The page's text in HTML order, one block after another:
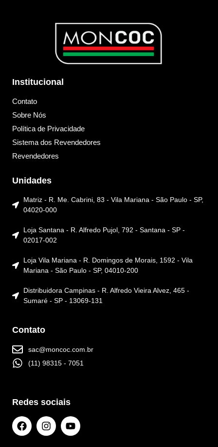
Institucional
Contato
Sobre Nós
Política de Privacidade
Sistema dos Revendedores
Revendedores
Unidades
Matriz - R. Me. Cabrini, 83 - Vila Mariana - São Paulo - SP,
04020-000
Loja Santana - R. Alfredo Pujol, 792 - Santana - SP -
02017-002
Loja Vila Mariana - R. Domingos de Morais, 1592 - Vila
Mariana - São Paulo - SP, 04010-200
Distribuidora Campinas - R. Alfredo Vieira Alvez, 465 -
Sumaré - SP - 13069-131
Contato
sac@moncoc.com.br
(11) 98315 - 7051
Redes sociais